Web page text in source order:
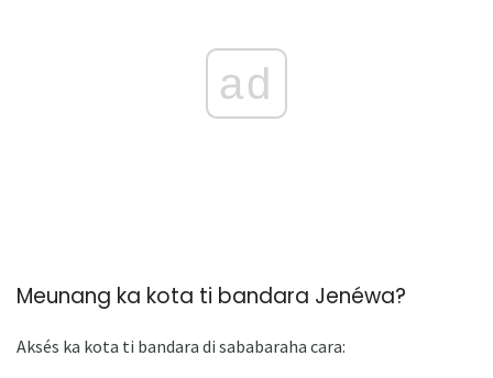
ad
Meunang ka kota ti bandara Jenéwa?
Aksés ka kota ti bandara di sababaraha cara: